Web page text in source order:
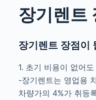
장기렌트
장기렌트 장점이
1. 초기 비용이 없어
-장기렌트는 영업용
차량가의 4%가 취등